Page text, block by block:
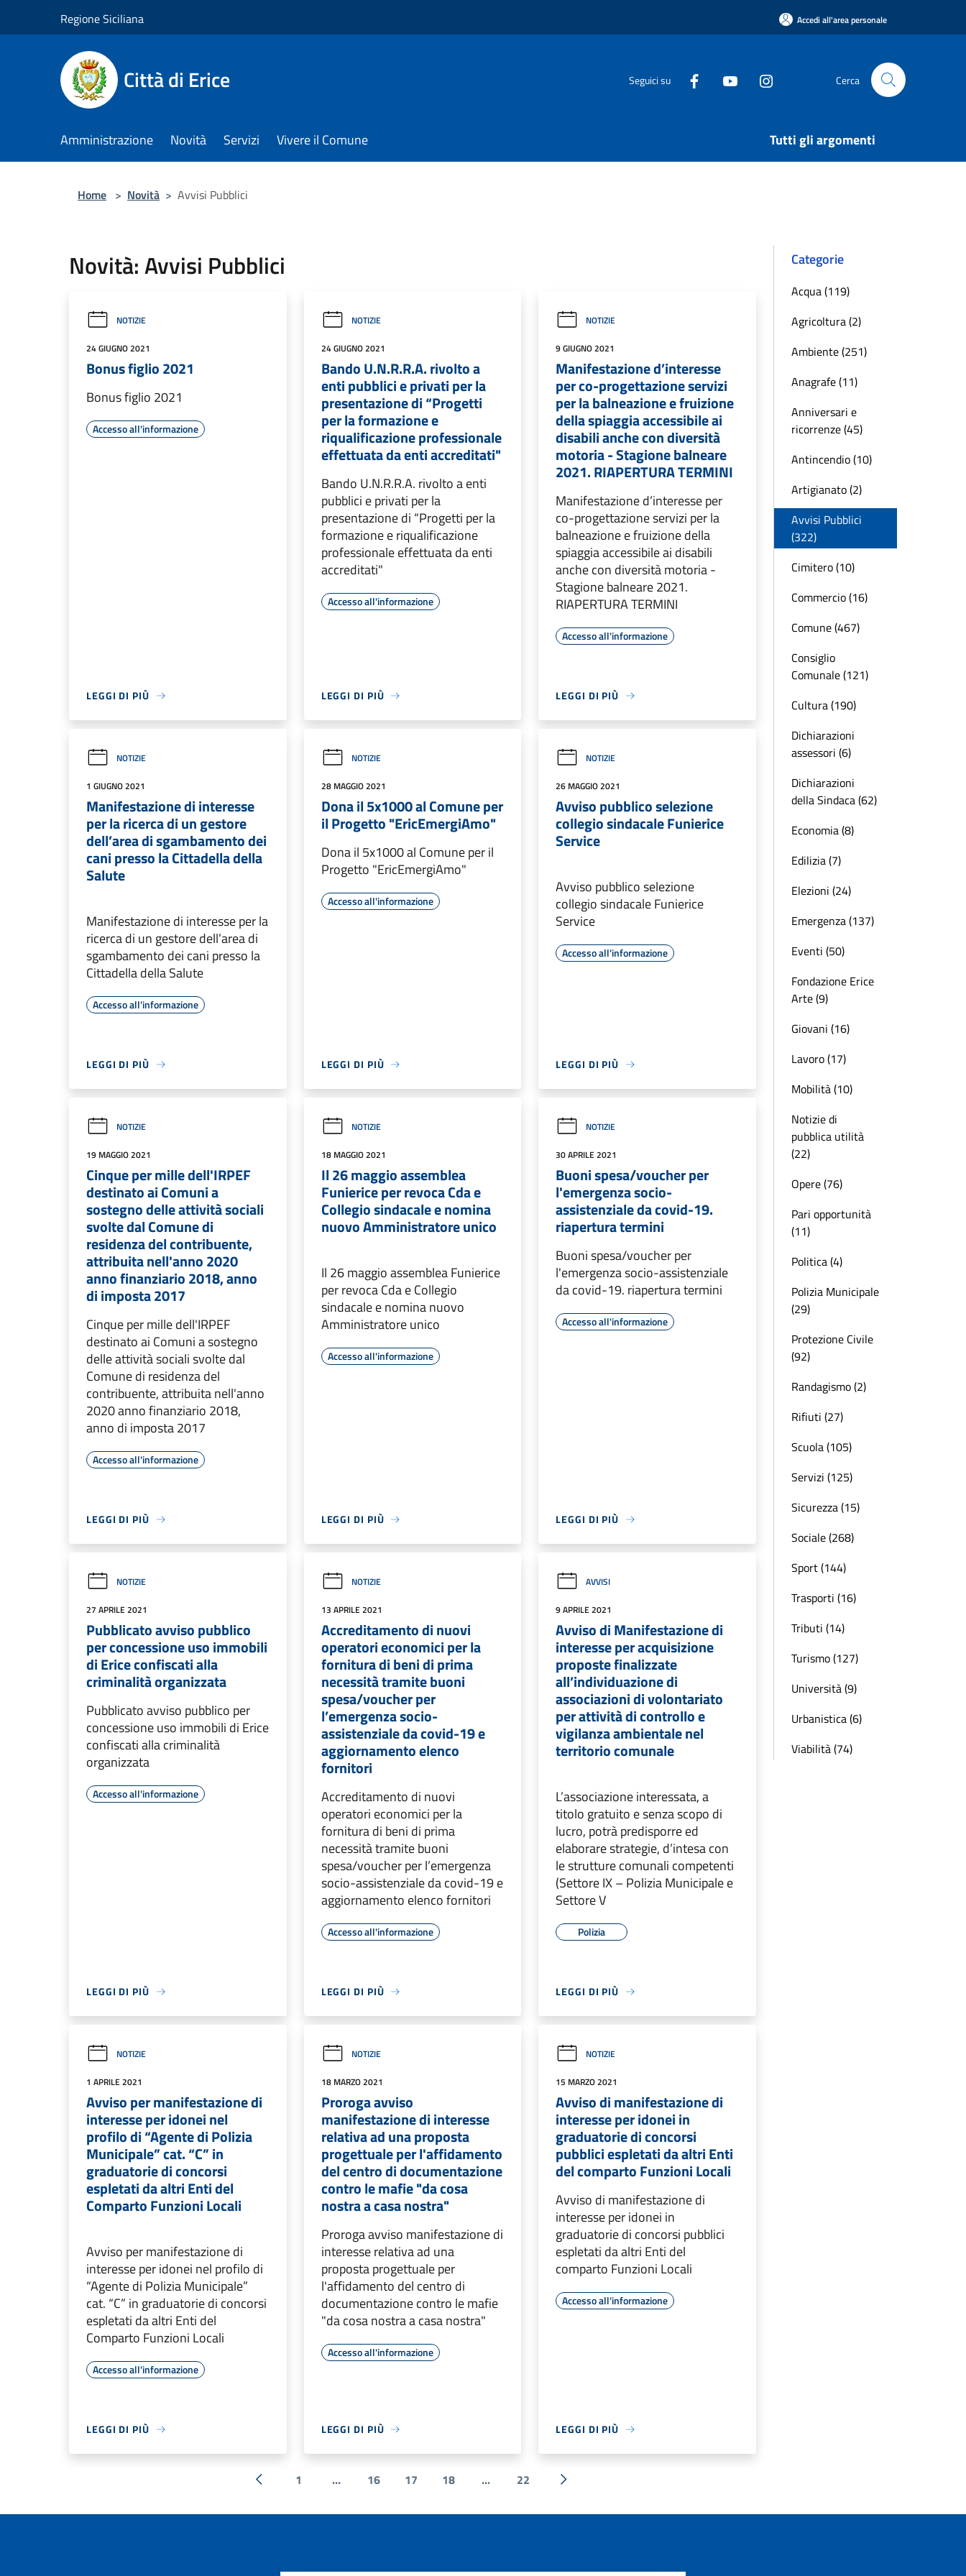
Regione Siciliana Accedi all'area personale
Città di Erice Seguici su Cerca
Amministrazione Novità Servizi Vivere il Comune Tutti gli argomenti
Home > Novità > Avvisi Pubblici
Novità: Avvisi Pubblici
NOTIZIE
24 GIUGNO 2021
Bonus figlio 2021
Bonus figlio 2021
Accesso all'informazione
LEGGI DI PIÙ
NOTIZIE
24 GIUGNO 2021
Bando U.N.R.R.A. rivolto a
enti pubblici e privati per la
presentazione di “Progetti
per la formazione e
riqualificazione professionale
effettuata da enti accreditati"
Bando U.N.R.R.A. rivolto a enti
pubblici e privati per la
presentazione di “Progetti per la
formazione e riqualificazione
professionale effettuata da enti
accreditati"
Accesso all'informazione
LEGGI DI PIÙ
NOTIZIE
9 GIUGNO 2021
Manifestazione d’interesse
per co-progettazione servizi
per la balneazione e fruizione
della spiaggia accessibile ai
disabili anche con diversità
motoria - Stagione balneare
2021. RIAPERTURA TERMINI
Manifestazione d’interesse per
co-progettazione servizi per la
balneazione e fruizione della
spiaggia accessibile ai disabili
anche con diversità motoria -
Stagione balneare 2021.
RIAPERTURA TERMINI
Accesso all'informazione
LEGGI DI PIÙ
NOTIZIE
1 GIUGNO 2021
Manifestazione di interesse
per la ricerca di un gestore
dell’area di sgambamento dei
cani presso la Cittadella della
Salute
Manifestazione di interesse per la
ricerca di un gestore dell’area di
sgambamento dei cani presso la
Cittadella della Salute
Accesso all'informazione
LEGGI DI PIÙ
NOTIZIE
28 MAGGIO 2021
Dona il 5x1000 al Comune per
il Progetto "EricEmergiAmo"
Dona il 5x1000 al Comune per il
Progetto "EricEmergiAmo"
Accesso all'informazione
LEGGI DI PIÙ
NOTIZIE
26 MAGGIO 2021
Avviso pubblico selezione
collegio sindacale Funierice
Service
Avviso pubblico selezione
collegio sindacale Funierice
Service
Accesso all'informazione
LEGGI DI PIÙ
NOTIZIE
19 MAGGIO 2021
Cinque per mille dell'IRPEF
destinato ai Comuni a
sostegno delle attività sociali
svolte dal Comune di
residenza del contribuente,
attribuita nell'anno 2020
anno finanziario 2018, anno
di imposta 2017
Cinque per mille dell'IRPEF
destinato ai Comuni a sostegno
delle attività sociali svolte dal
Comune di residenza del
contribuente, attribuita nell'anno
2020 anno finanziario 2018,
anno di imposta 2017
Accesso all'informazione
LEGGI DI PIÙ
NOTIZIE
18 MAGGIO 2021
Il 26 maggio assemblea
Funierice per revoca Cda e
Collegio sindacale e nomina
nuovo Amministratore unico
Il 26 maggio assemblea Funierice
per revoca Cda e Collegio
sindacale e nomina nuovo
Amministratore unico
Accesso all'informazione
LEGGI DI PIÙ
NOTIZIE
30 APRILE 2021
Buoni spesa/voucher per
l'emergenza socio-
assistenziale da covid-19.
riapertura termini
Buoni spesa/voucher per
l'emergenza socio-assistenziale
da covid-19. riapertura termini
Accesso all'informazione
LEGGI DI PIÙ
NOTIZIE
27 APRILE 2021
Pubblicato avviso pubblico
per concessione uso immobili
di Erice confiscati alla
criminalità organizzata
Pubblicato avviso pubblico per
concessione uso immobili di Erice
confiscati alla criminalità
organizzata
Accesso all'informazione
LEGGI DI PIÙ
NOTIZIE
13 APRILE 2021
Accreditamento di nuovi
operatori economici per la
fornitura di beni di prima
necessità tramite buoni
spesa/voucher per
l’emergenza socio-
assistenziale da covid-19 e
aggiornamento elenco
fornitori
Accreditamento di nuovi
operatori economici per la
fornitura di beni di prima
necessità tramite buoni
spesa/voucher per l’emergenza
socio-assistenziale da covid-19 e
aggiornamento elenco fornitori
Accesso all'informazione
LEGGI DI PIÙ
AVVISI
9 APRILE 2021
Avviso di Manifestazione di
interesse per acquisizione
proposte finalizzate
all’individuazione di
associazioni di volontariato
per attività di controllo e
vigilanza ambientale nel
territorio comunale
L’associazione interessata, a
titolo gratuito e senza scopo di
lucro, potrà predisporre ed
elaborare strategie, d’intesa con
le strutture comunali competenti
(Settore IX – Polizia Municipale e
Settore V
Polizia
LEGGI DI PIÙ
NOTIZIE
1 APRILE 2021
Avviso per manifestazione di
interesse per idonei nel
profilo di “Agente di Polizia
Municipale” cat. “C” in
graduatorie di concorsi
espletati da altri Enti del
Comparto Funzioni Locali
Avviso per manifestazione di
interesse per idonei nel profilo di
“Agente di Polizia Municipale”
cat. “C” in graduatorie di concorsi
espletati da altri Enti del
Comparto Funzioni Locali
Accesso all'informazione
LEGGI DI PIÙ
NOTIZIE
18 MARZO 2021
Proroga avviso
manifestazione di interesse
relativa ad una proposta
progettuale per l'affidamento
del centro di documentazione
contro le mafie "da cosa
nostra a casa nostra"
Proroga avviso manifestazione di
interesse relativa ad una
proposta progettuale per
l'affidamento del centro di
documentazione contro le mafie
"da cosa nostra a casa nostra"
Accesso all'informazione
LEGGI DI PIÙ
NOTIZIE
15 MARZO 2021
Avviso di manifestazione di
interesse per idonei in
graduatorie di concorsi
pubblici espletati da altri Enti
del comparto Funzioni Locali
Avviso di manifestazione di
interesse per idonei in
graduatorie di concorsi pubblici
espletati da altri Enti del
comparto Funzioni Locali
Accesso all'informazione
LEGGI DI PIÙ
« Precedente
1 ... 16 17 18 ... 22
Successiva »
Categorie
Acqua (119)
Agricoltura (2)
Ambiente (251)
Anagrafe (11)
Anniversari e
ricorrenze (45)
Antincendio (10)
Artigianato (2)
Avvisi Pubblici
(322)
Cimitero (10)
Commercio (16)
Comune (467)
Consiglio
Comunale (121)
Cultura (190)
Dichiarazioni
assessori (6)
Dichiarazioni
della Sindaca (62)
Economia (8)
Edilizia (7)
Elezioni (24)
Emergenza (137)
Eventi (50)
Fondazione Erice
Arte (9)
Giovani (16)
Lavoro (17)
Mobilità (10)
Notizie di
pubblica utilità
(22)
Opere (76)
Pari opportunità
(11)
Politica (4)
Polizia Municipale
(29)
Protezione Civile
(92)
Randagismo (2)
Rifiuti (27)
Scuola (105)
Servizi (125)
Sicurezza (15)
Sociale (268)
Sport (144)
Trasporti (16)
Tributi (14)
Turismo (127)
Università (9)
Urbanistica (6)
Viabilità (74)